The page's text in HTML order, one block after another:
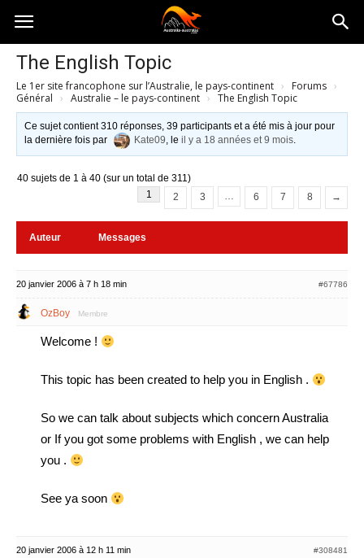
Australia-
australie.com
The English Topic
Le 1er site francophone sur l’Australie, le pays-continent › Forums ›
Général › Australie – le pays-continent › The English Topic
Ce sujet contient 310 réponses, 39 participants et a été mis à jour pour
la dernière fois par
Kate09, leil y a 18 années et 9 mois.
40 sujets de 1 à 40 (sur un total de 311)
1
2 3 … 6 7 8 →
Auteur Messages
20 janvier 2006 à 7 h 18 min #67786
OzBoy Membre
Welcome !
This topic has been created to help you in English .
So we can talk about subjects which concern Australia
or If you got some problems with English , we can help
you .
See ya soon
20 janvier 2006 à 12 h 11 min #308481